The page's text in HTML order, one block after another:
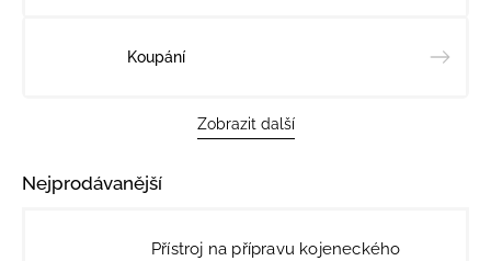
Koupání
Zobrazit další
Nejprodávanější
Přístroj na přípravu kojeneckého